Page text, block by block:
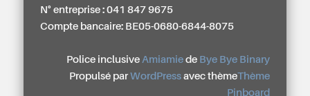
N° entreprise : 041 847 9675
Compte bancaire: BE05-0680-6844-8075
Police inclusive Amiamiede Bye Bye Binary
Propulsé par WordPressavec thèmeThème
Pinboard